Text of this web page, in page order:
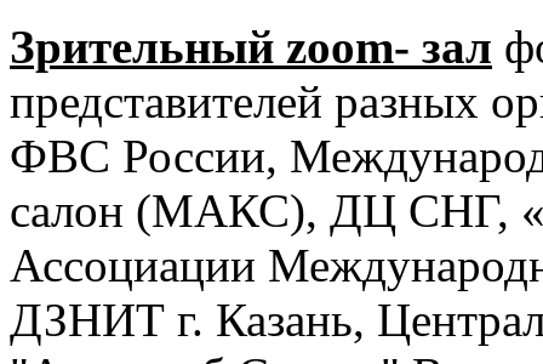
Зрительный zoom- зал
представителей разных
ФВС России,
салон (МАКС), ДЦ СНГ,
Ассоциации
ДЗНИТ г. Казань,